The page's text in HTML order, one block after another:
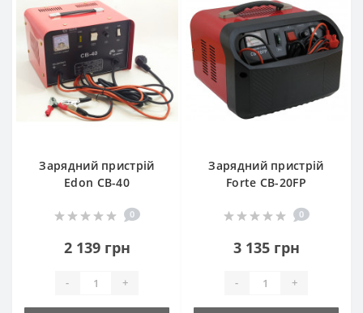
Зарядний пристрій
Edon CB-40
0
2 139 грн
- +
Зарядний пристрій
Forte CB-20FP
0
3 135 грн
- +